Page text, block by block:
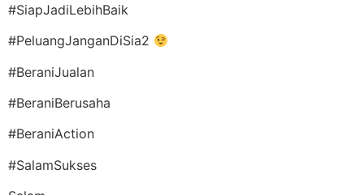
#SiapJadiLebihBaik
#PeluangJanganDiSia2
#BeraniJualan
#BeraniBerusaha
#BeraniAction
#SalamSukses